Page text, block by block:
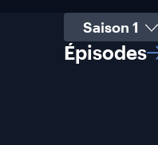
Sélectionner
Épisodes